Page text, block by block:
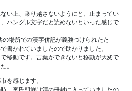
い上、乗り越さないようにと、止まってい
ハングル文字だと読めないといった感じで
場所での漢字併記が義務づけられたた
書かれていましたので助かりました。
移動です。言葉ができないと移動が大変で
。
を感じます。
、李氏朝鮮は清の冊封に入っていましたの